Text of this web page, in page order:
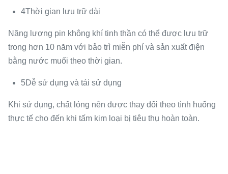
4Thời gian lưu trữ dài
Năng lượng pin không khí tinh thần có thể được lưu trữ
trong hơn 10 năm với bảo trì miễn phí và sản xuất điện
bằng nước muối theo thời gian.
5Dễ sử dụng và tái sử dụng
Khi sử dụng, chất lỏng nên được thay đổi theo tình huống
thực tế cho đến khi tấm kim loại bị tiêu thụ hoàn toàn.